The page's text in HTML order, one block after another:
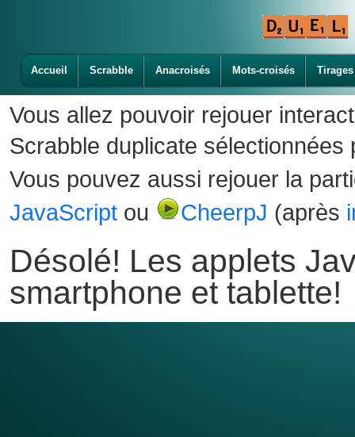
Accueil Scrabble Anacroisés Mots-croisés Tirages
Vous allez pouvoir rejouer
Scrabble duplicate sélectionnées
Vous pouvez aussi rejouer la
JavaScript ou CheerpJ (après
Désolé! Les applets
smartphone et tablette!